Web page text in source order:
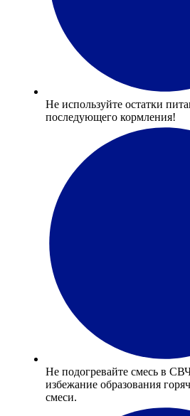
Не используйте остатки
последующего кормления!
Не подогревайте смесь в
избежание образования
смеси.